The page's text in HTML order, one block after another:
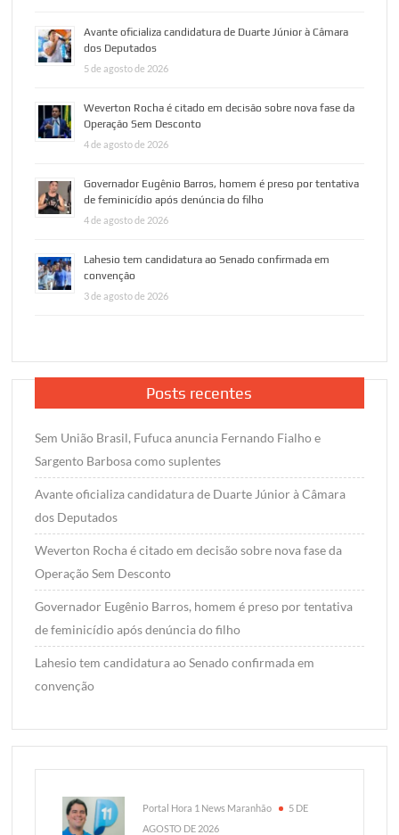
Avante oficializa candidatura de Duarte Júnior à Câmara
dos Deputados
5 de agosto de 2026
Weverton Rocha é citado em decisão sobre nova fase da
Operação Sem Desconto
4 de agosto de 2026
Governador Eugênio Barros, homem é preso por tentativa
de feminicídio após denúncia do filho
4 de agosto de 2026
Lahesio tem candidatura ao Senado confirmada em
convenção
3 de agosto de 2026
Posts recentes
Sem União Brasil, Fufuca anuncia Fernando Fialho e
Sargento Barbosa como suplentes
Avante oficializa candidatura de Duarte Júnior à Câmara
dos Deputados
Weverton Rocha é citado em decisão sobre nova fase da
Operação Sem Desconto
Governador Eugênio Barros, homem é preso por tentativa
de feminicídio após denúncia do filho
Lahesio tem candidatura ao Senado confirmada em
convenção
Portal Hora 1 News Maranhão
5 DE
AGOSTO DE 2026